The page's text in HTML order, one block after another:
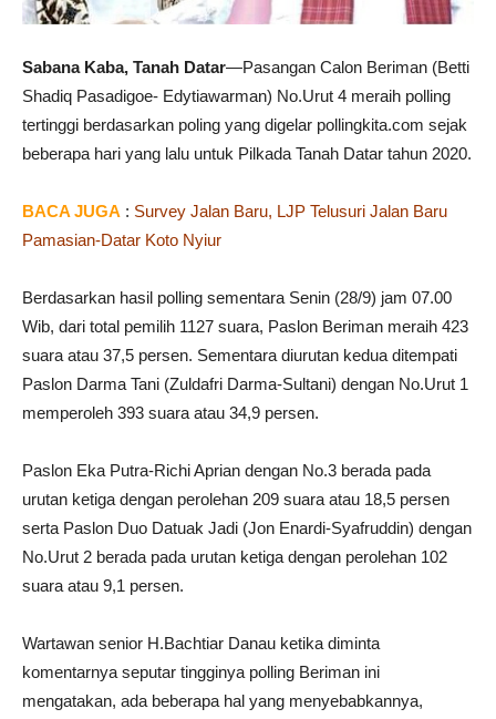
Sabana Kaba, Tanah Datar—Pasangan Calon Beriman (Betti
Shadiq Pasadigoe- Edytiawarman) No.Urut 4 meraih polling
tertinggi berdasarkan poling yang digelar pollingkita.com sejak
beberapa hari yang lalu untuk Pilkada Tanah Datar tahun 2020.
BACA JUGA : Survey Jalan Baru, LJP Telusuri Jalan Baru
Pamasian-Datar Koto Nyiur
Berdasarkan hasil polling sementara Senin (28/9) jam 07.00
Wib, dari total pemilih 1127 suara, Paslon Beriman meraih 423
suara atau 37,5 persen. Sementara diurutan kedua ditempati
Paslon Darma Tani (Zuldafri Darma-Sultani) dengan No.Urut 1
memperoleh 393 suara atau 34,9 persen.
Paslon Eka Putra-Richi Aprian dengan No.3 berada pada
urutan ketiga dengan perolehan 209 suara atau 18,5 persen
serta Paslon Duo Datuak Jadi (Jon Enardi-Syafruddin) dengan
No.Urut 2 berada pada urutan ketiga dengan perolehan 102
suara atau 9,1 persen.
Wartawan senior H.Bachtiar Danau ketika diminta
komentarnya seputar tingginya polling Beriman ini
mengatakan, ada beberapa hal yang menyebabkannya,